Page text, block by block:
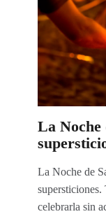
La Noche
La Noche de
supersticiones.
celebrarla sin